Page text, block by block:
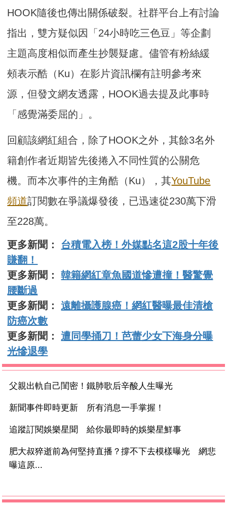
HOOK隨後也傳出關係破裂。社群平台上有討論
指出，雙方疑似因「24小時吃三色豆」等企劃
主題高度相似而產生抄襲疑慮。儘管有粉絲緩
頰表示酷（Ku）在影片資訊欄有註明參考來
源，但發文網友透露，HOOK過去提及此事時
「感覺滿委屈的」。
回顧該網紅組合，除了HOOK之外，其餘3名外
籍創作者近期皆先後捲入不同性質的公關危
機。而本次事件的主角酷（Ku），其YouTube
頻道訂閱數在爭議爆發後，已迅速從230萬下滑
至228萬。
更多新聞： 台積電入榜！外媒點名這2股十年後
賺翻！
更多新聞：韓籍網紅章魚國道慘遭撞！醫驚覺
腰斷過
更多新聞：遠離攝護腺癌！網紅醫曝最佳清槍
防癌次數
更多新聞：遭同學捅刀！芭蕾少女下海身分曝
光慘退學
父親出軌自己閨密！鐵肺歌后辛酸人生曝光
新聞事件即時更新 所有消息一手掌握！
追蹤訂閱娛樂星聞 給你最即時的娛樂星鮮事
肥大叔猝逝前為何堅持直播？撐不下去模樣曝光 網悲
曝這原...